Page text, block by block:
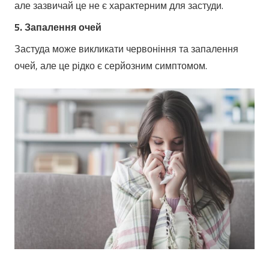
але зазвичай це не є характерним для застуди.
5. Запалення очей
Застуда може викликати червоніння та запалення
очей, але це рідко є серйозним симптомом.